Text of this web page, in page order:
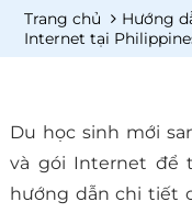
Trang chủ
Hướng
Internet tại
Du học sinh mới
và gói Internet để
hướng dẫn chi tiết